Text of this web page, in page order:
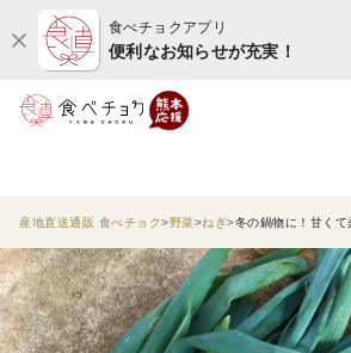
食べチョクアプリ
便利なお知らせが充実！
産地直送通販 食べチョク 野菜 ねぎ 冬の鍋物に！甘く